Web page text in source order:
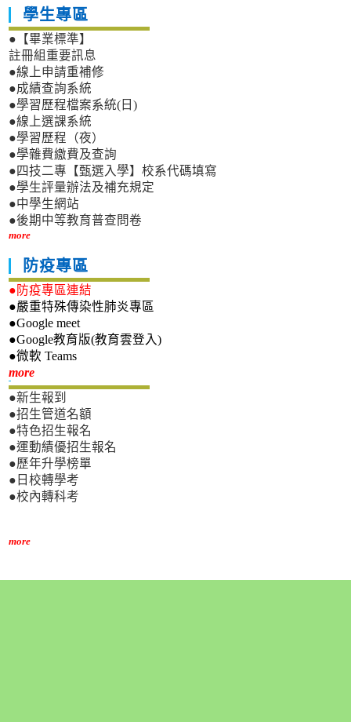
學生專區
●【畢業標準】
註冊組重要訊息
●線上申請重補修
●成績查詢系統
●學習歷程檔案系統(日)
●線上選課系統
●學習歷程（夜）
●學雜費繳費及查詢
●四技二專【甄選入學】校系代碼填寫
●學生評量辦法及補充規定
●中學生網站
●後期中等教育普查問卷
more
防疫專區
●防疫專區連結
●嚴重特殊傳染性肺炎專區
●Google meet
●Google教育版(教育雲登入)
●微軟 Teams
more新生專區
●新生報到
●招生管道名額
●特色招生報名
●運動績優招生報名
●歷年升學榜單
●日校轉學考
●校內轉科考
more